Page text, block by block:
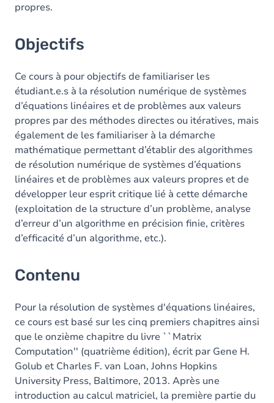
Exercices
propres.
Objectifs
Ce cours à pour objectifs de familiariser les
étudiant.e.s à la résolution numérique de systèmes
d’équations linéaires et de problèmes aux valeurs
propres par des méthodes directes ou itératives, mais
également de les familiariser à la démarche
mathématique permettant d’établir des algorithmes
de résolution numérique de systèmes d’équations
linéaires et de problèmes aux valeurs propres et de
développer leur esprit critique lié à cette démarche
(exploitation de la structure d’un problème, analyse
d’erreur d’un algorithme en précision finie, critères
d’efficacité d’un algorithme, etc.).
Contenu
Pour la résolution de systèmes d'équations linéaires,
ce cours est basé sur les cinq premiers chapitres ainsi
que le onzième chapitre du livre ``Matrix
Computation'' (quatrième édition), écrit par Gene H.
Golub et Charles F. van Loan, Johns Hopkins
University Press, Baltimore, 2013. Après une
introduction au calcul matriciel, la première partie du